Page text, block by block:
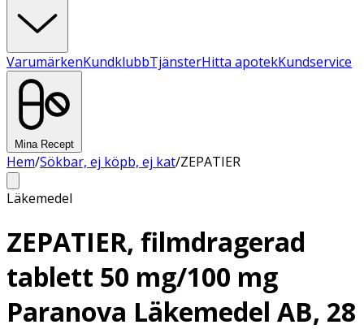
VarumärkenKundklubbTjänsterHitta apotekKundservice
Mina Recept
Hem/Sökbar, ej köpb, ej kat/ZEPATIER
Läkemedel
ZEPATIER, filmdragerad
tablett 50 mg/100 mg
Paranova Läkemedel AB, 28